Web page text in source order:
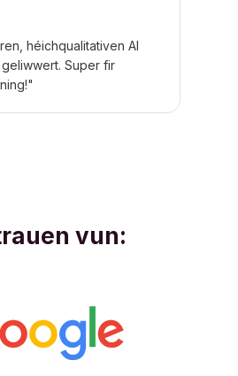
héichqualitativen AI
Super fir
vun: